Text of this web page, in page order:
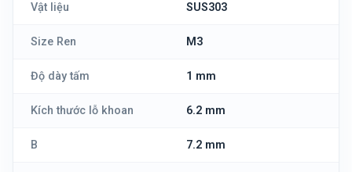
Vật liệu SUS303
Size Ren M3
Độ dày tấm 1 mm
Kích thước lỗ khoan 6.2 mm
B 7.2 mm